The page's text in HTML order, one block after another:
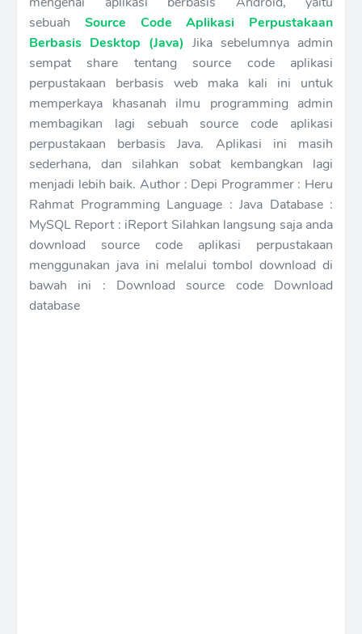
sebuah Source Code Aplikasi Perpustakaan
Berbasis Desktop (Java) Jika sebelumnya admin
sempat share tentang source code aplikasi
perpustakaan berbasis web maka kali ini untuk
memperkaya khasanah ilmu programming admin
membagikan lagi sebuah source code aplikasi
perpustakaan berbasis Java. Aplikasi ini masih
sederhana, dan silahkan sobat kembangkan lagi
menjadi lebih baik. Author : Depi Programmer : Heru
Rahmat Programming Language : Java Database :
MySQL Report : iReport Silahkan langsung saja anda
download source code aplikasi perpustakaan
menggunakan java ini melalui tombol download di
bawah ini : Download source code Download
database